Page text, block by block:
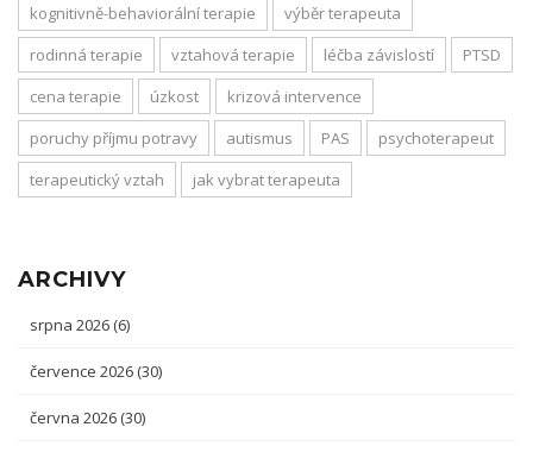
kognitivně-behaviorální terapie
výběr terapeuta
rodinná terapie
vztahová terapie léčba závislostí
PTSD
cena terapie
úzkost
krizová intervence
poruchy příjmu potravy
autismus PAS
psychoterapeut
terapeutický vztah
jak vybrat terapeuta
ARCHIVY
srpna 2026 (6)
července 2026 (30)
června 2026 (30)